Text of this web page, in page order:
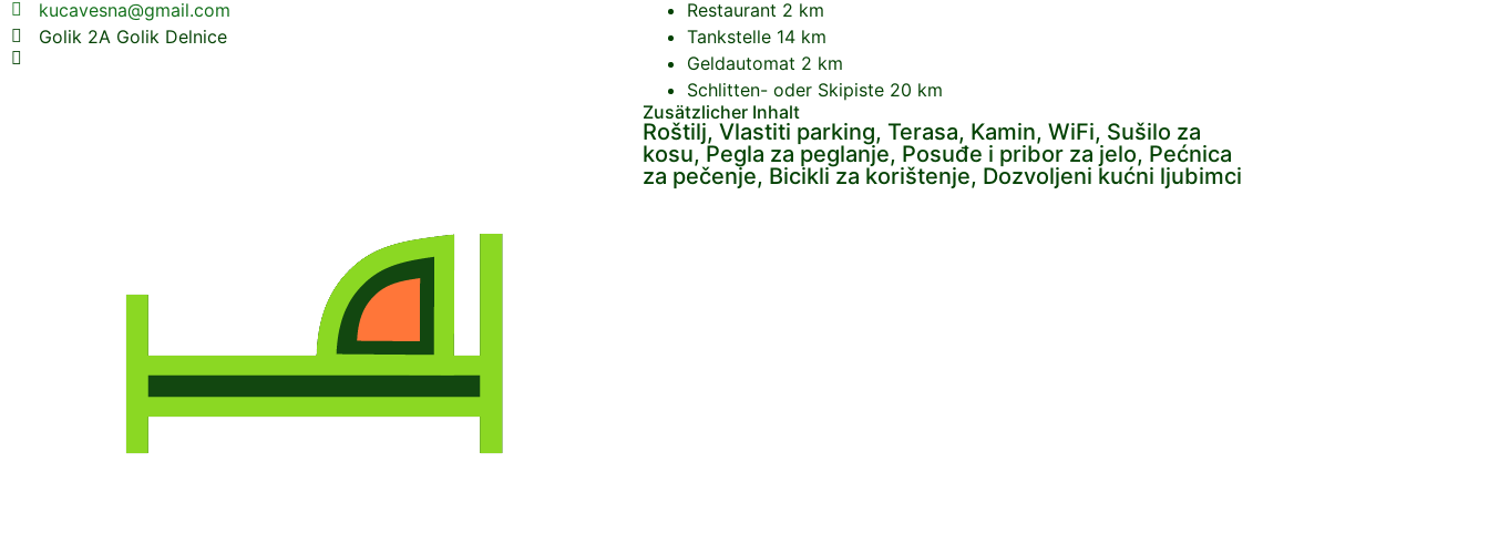
kucavesna@gmail.com
Golik 2A Golik Delnice
Restaurant 2 km
Tankstelle 14 km
Geldautomat 2 km
Schlitten- oder Skipiste 20 km
Zusätzlicher Inhalt
Roštilj, Vlastiti parking, Terasa, Kamin, WiFi, Sušilo za
kosu, Pegla za peglanje, Posuđe i pribor za jelo, Pećnica
za pečenje, Bicikli za korištenje, Dozvoljeni kućni ljubimci